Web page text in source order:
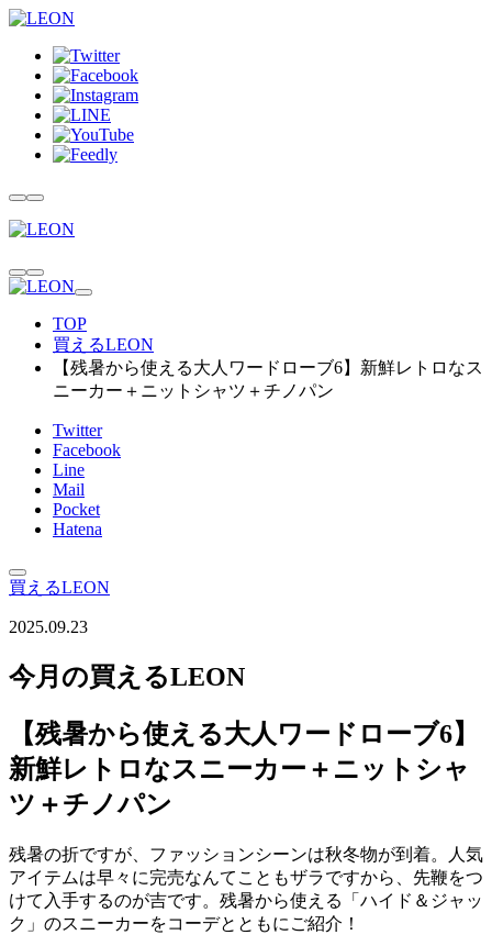
TOP
買えるLEON
【残暑から使える大人ワードローブ6】新鮮レトロなス
ニーカー＋ニットシャツ＋チノパン
Twitter
Facebook
Line
Mail
Pocket
Hatena
買えるLEON
2025.09.23
今月の買えるLEON
【残暑から使える大人ワードローブ6】
新鮮レトロなスニーカー＋ニットシャ
ツ＋チノパン
残暑の折ですが、ファッションシーンは秋冬物が到着。人気
アイテムは早々に完売なんてこともザラですから、先鞭をつ
けて入手するのが吉です。残暑から使える「ハイド＆ジャッ
ク」のスニーカーをコーデとともにご紹介！